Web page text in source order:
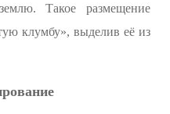
Такое размещение
клумбу», выделив её из